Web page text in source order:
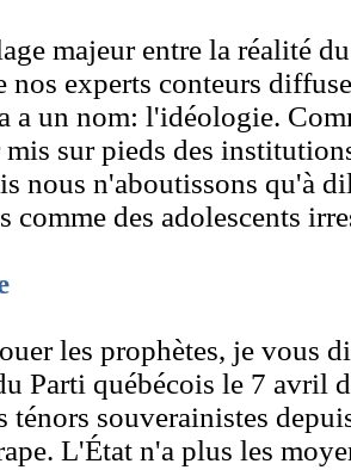
majeur entre la réalité
nos experts conteurs
a un nom: l'idéologie.
sur pieds des
nous n'aboutissons qu'à
comme des adolescents
les prophètes, je vous
Parti québécois le 7 avril
ténors souverainistes
L'État n'a plus les